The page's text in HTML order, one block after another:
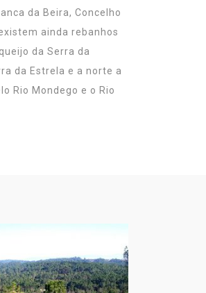
da Beira, Concelho
ainda rebanhos
da Serra da
da Estrela e a norte a
Rio Mondego e o Rio